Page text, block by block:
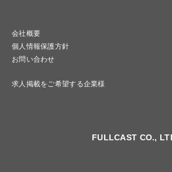
会社概要
個人情報保護方針
お問い合わせ
求人掲載をご希望する企業様
FULLCAST CO.,